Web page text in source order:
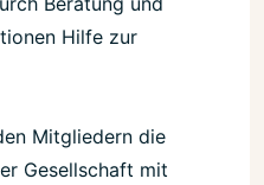
Hilfe zur
Mitgliedern die
Gesellschaft mit